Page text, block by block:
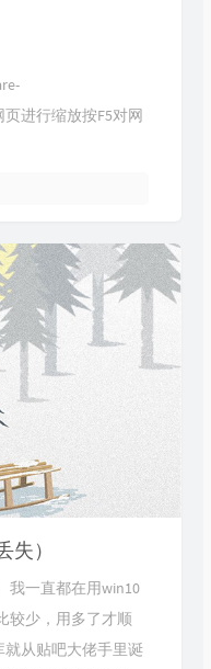
进行缩放按F5对网
）
我一直都在用win10
较少，用多了才顺
从贴吧大佬手里诞